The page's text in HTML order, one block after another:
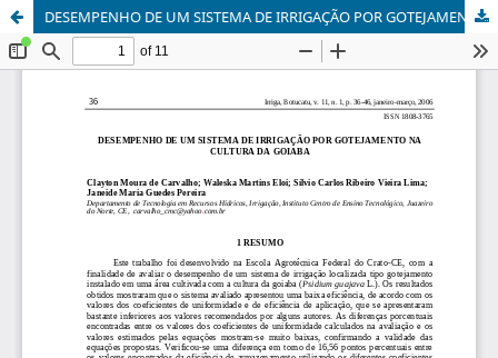
DESEMPENHO DE UM SISTEMA DE IRRIGAÇÃO POR GOTEJAMENTO NA CULTURA DA GOIABA